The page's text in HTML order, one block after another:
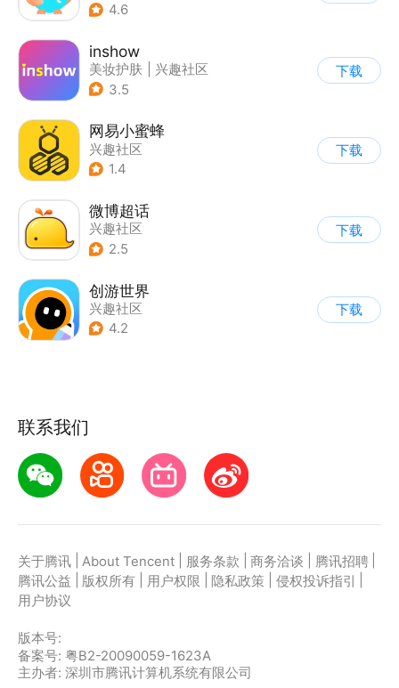
4.6
inshow
美妆护肤
兴趣社区
3.5
下载
网易小蜜蜂
兴趣社区
1.4
下载
微博超话
兴趣社区
| 综合社区/论坛
2.5
下载
创游世界
兴趣社区
4.2
下载
联系我们
关于腾讯 About Tencent 服务条款 商务洽谈 腾讯招聘
腾讯公益
版权所有 用户权限 隐私政策 侵权投诉指引
用户协议
版本号:
备案号: 粤B2-20090059-1623A
主办者: 深圳市腾讯计算机系统有限公司